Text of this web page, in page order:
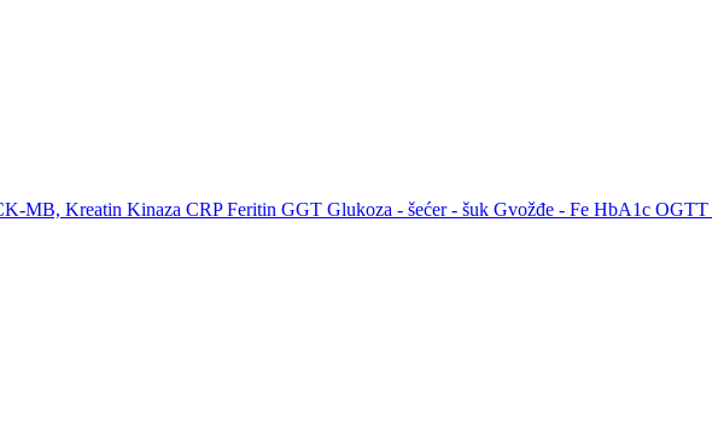
MB, Kreatin Kinaza CRPFeritin GGT Glukoza - šećer - šuk Gvožđe - Fe HbA1c OGTT